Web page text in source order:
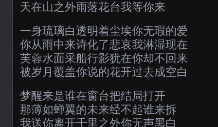
天在山之外雨落花台我等你来
一身琉璃白透明着尘埃你无瑕的爱
你从雨中来诗化了悲哀我淋湿现在
芙蓉水面采船行影犹在你却不回来
被岁月覆盖你说的花开过去成空白
梦醒来是谁在窗台把结局打开
那薄如蝉翼的未来经不起谁来拆
我送你离开千里之外你无声黑白